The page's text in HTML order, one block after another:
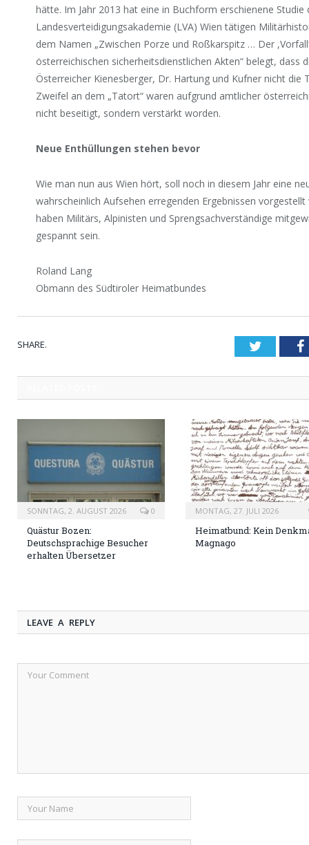
hätte. Im Jahr 2013 hat eine in Buchform erschienene Studie
Landesverteidigungsakademie (LVA) Wien tätigen
dem Namen „Zwischen Porze und Roßkarspitz … Der
österreichischen sicherheitsdienstlichen Akten“ belegt, dass
Österreicher Kienesberger, Dr. Hartung und Kufner nicht die
Zweifel an dem „Tatort“ waren aufgrund amtlicher
nicht beseitigt, sondern verstärkt worden.
Neue Enthüllungen stehen bevor
Wie man nun aus Wien hört, soll noch in diesem Jahr eine
wahrscheinlich Aufsehen erregenden Ergebnissen
haben Militärs, Alpinisten und Sprengsachverständige
gespannt sein.
Roland Lang
Obmann des Südtiroler Heimatbundes
SHARE. Twitter
SONNTAG, 2. AUGUST 2026 0
Quästur Bozen:
Deutschsprachige Besucher
erhalten Übersetzer
MONTAG, 27. JULI 2026
Heimatbund: Kein
Magnago
LEAVE A REPLY